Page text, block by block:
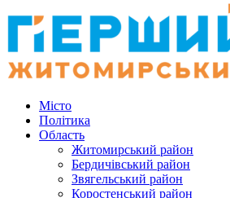
Місто
Політика
Область
Житомирський район
Бердичівський район
Звягельський район
Коростенський район